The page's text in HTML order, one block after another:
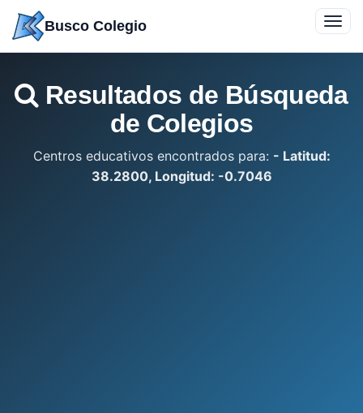
contenido
Busco Colegio
Resultados de Búsqueda
de Colegios
Centros educativos encontrados para: - Latitud:
38.2800, Longitud: -0.7046